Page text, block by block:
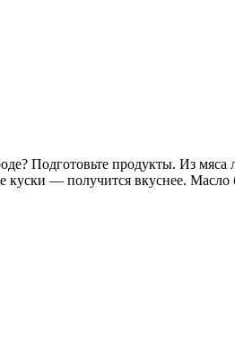
Подготовьте продукты. Из
куски — получится вкуснее.